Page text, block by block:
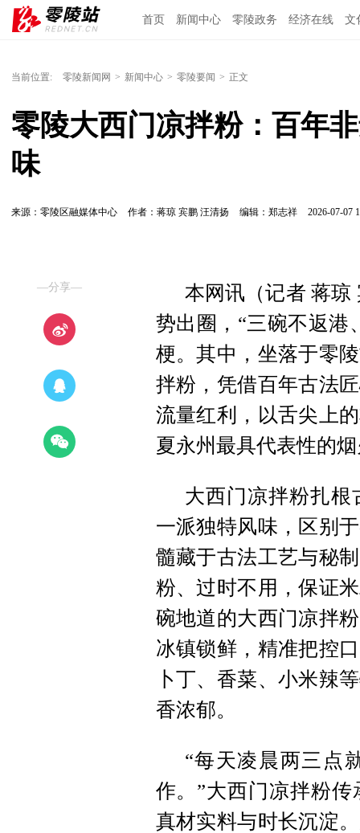
首页 新闻中心 零陵政务 经济在线 文
当前位置: 零陵新闻网 > 新闻中心 > 零陵要闻 > 正文
零陵大西门凉拌粉：百年
味
来源：零陵区融媒体中心 作者：蒋琼 宾鹏 汪清扬 编辑：郑志祥 2026-07-07
—分享—
本网讯（记者 蒋琼
势出圈，“三碗不返港
梗。其中，坐落于零
拌粉，凭借百年古法
流量红利，以舌尖上
夏永州最具代表性的
大西门凉拌粉扎
一派独特风味，区别
髓藏于古法工艺与秘
粉、过时不用，保证
碗地道的大西门凉拌
冰镇锁鲜，精准把控
卜丁、香菜、小米辣
香浓郁。
“每天凌晨两三点
作。”大西门凉拌粉
真材实料与时长沉淀